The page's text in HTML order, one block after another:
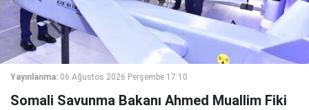
Yayınlanma: 06 Ağustos 2026 Perşembe 17:10
Somali Savunma Bakanı Ahmed Muallim Fiki